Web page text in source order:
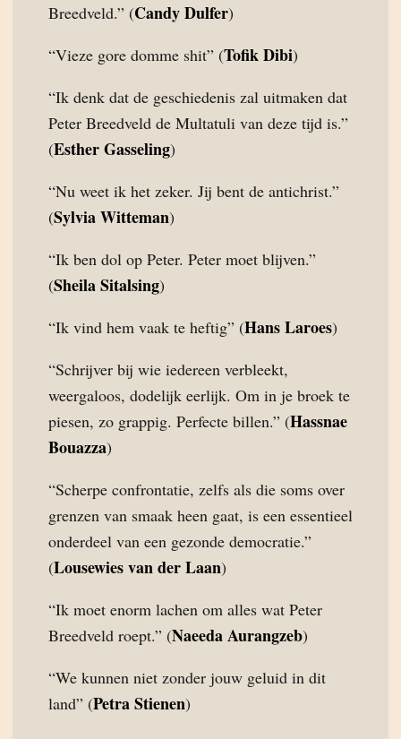
Breedveld.” (Candy Dulfer)
“Vieze gore domme shit” (Tofik Dibi)
“Ik denk dat de geschiedenis zal uitmaken dat
Peter Breedveld de Multatuli van deze tijd is.”
(Esther Gasseling)
“Nu weet ik het zeker. Jij bent de antichrist.”
(Sylvia Witteman)
“Ik ben dol op Peter. Peter moet blijven.”
(Sheila Sitalsing)
“Ik vind hem vaak te heftig” (Hans Laroes)
“Schrijver bij wie iedereen verbleekt,
weergaloos, dodelijk eerlijk. Om in je broek te
piesen, zo grappig. Perfecte billen.” (Hassnae
Bouazza)
“Scherpe confrontatie, zelfs als die soms over
grenzen van smaak heen gaat, is een essentieel
onderdeel van een gezonde democratie.”
(Lousewies van der Laan)
“Ik moet enorm lachen om alles wat Peter
Breedveld roept.” (Naeeda Aurangzeb)
“We kunnen niet zonder jouw geluid in dit
land” (Petra Stienen)